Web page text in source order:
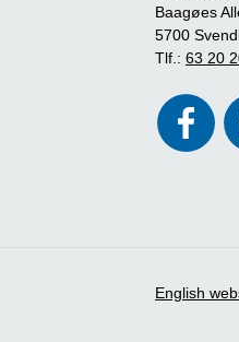
Baagøes
5700
Tlf.: 63 20
English